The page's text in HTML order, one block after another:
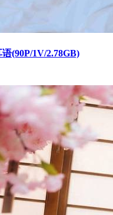
(90P/1V/2.78GB)